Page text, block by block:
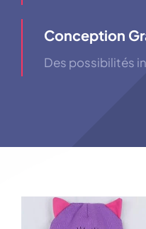
Conception
Des possibilités